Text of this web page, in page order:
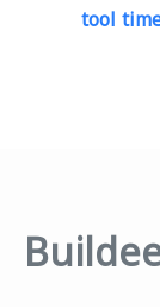
tool